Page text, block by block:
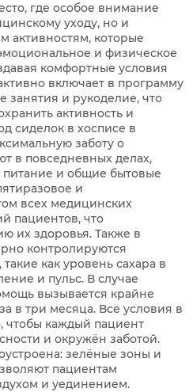
где особое внимание
уходу, но и
активностям, которые
и физическое
комфортные условия
включает в программу
занятия и рукоделие, что
активность и
сиделок в хосписе в
заботу о
в повседневных делах,
и общие бытовые
и
всех медицинских
пациентов, что
их здоровья. Также в
контролируются
как уровень сахара в
и пульс. В случае
вызывается крайне
в три месяца. Все условия в
чтобы каждый пациент
и окружён заботой.
зелёные зоны и
пациентам
и уединением.